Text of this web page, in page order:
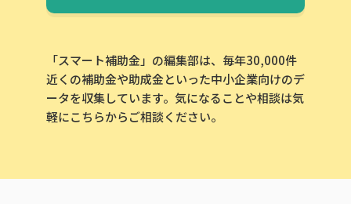
「スマート補助金」の編集部は、毎年30,000件
近くの補助金や助成金といった中小企業向けのデ
ータを収集しています。気になることや相談は気
軽にこちらからご相談ください。